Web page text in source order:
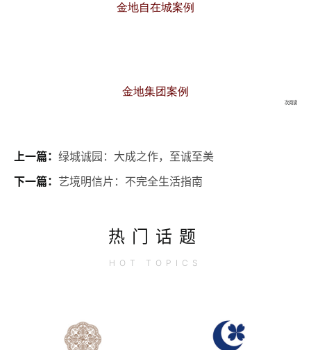
金地自在城案例
金地集团案例
次阅读
上一篇： 绿城诚园：大成之作，至诚至美
下一篇： 艺境明信片：不完全生活指南
热门话题
HOT TOPICS